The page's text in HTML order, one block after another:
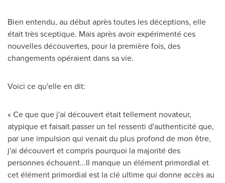
Bien entendu, au début après toutes les déceptions, elle
était très sceptique. Mais après avoir expérimenté ces
nouvelles découvertes, pour la première fois, des
changements opéraient dans sa vie.
Voici ce qu'elle en dit:
« Ce que que j'ai découvert était tellement novateur,
atypique et faisait passer un tel ressenti d'authenticité que,
par une impulsion qui venait du plus profond de mon être,
j'ai découvert et compris pourquoi la majorité des
personnes échouent...Il manque un élément primordial et
cet élément primordial est la clé ultime qui donne accès au